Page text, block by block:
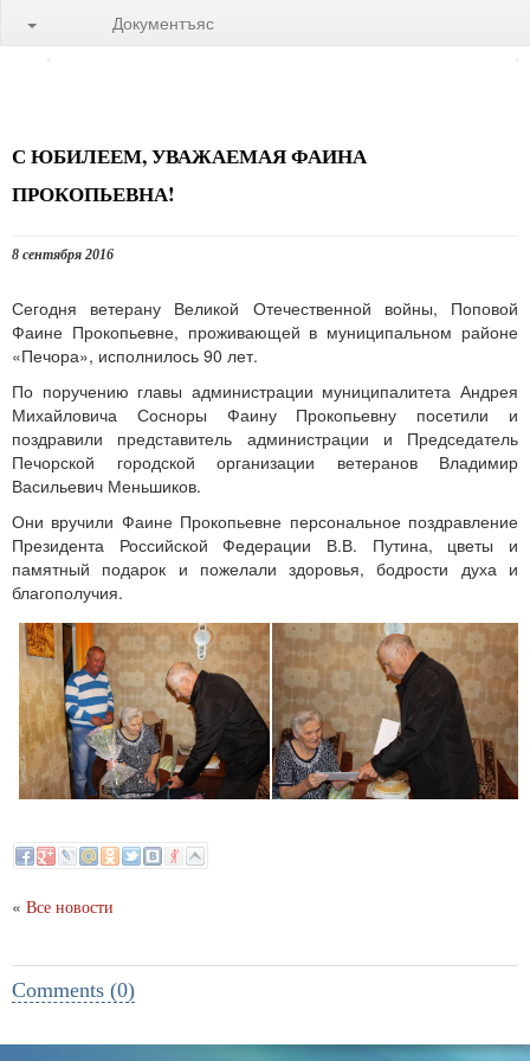
Документъяс
С ЮБИЛЕЕМ, УВАЖАЕМАЯ ФАИНА
ПРОКОПЬЕВНА!
8 сентября 2016
Сегодня ветерану Великой Отечественной войны, Поповой
Фаине Прокопьевне, проживающей в муниципальном районе
«Печора», исполнилось 90 лет.
По поручению главы администрации муниципалитета Андрея
Михайловича Сосноры Фаину Прокопьевну посетили и
поздравили представитель администрации и Председатель
Печорской городской организации ветеранов Владимир
Васильевич Меньшиков.
Они вручили Фаине Прокопьевне персональное поздравление
Президента Российской Федерации В.В. Путина, цветы и
памятный подарок и пожелали здоровья, бодрости духа и
благополучия.
« Все новости
Comments (0)